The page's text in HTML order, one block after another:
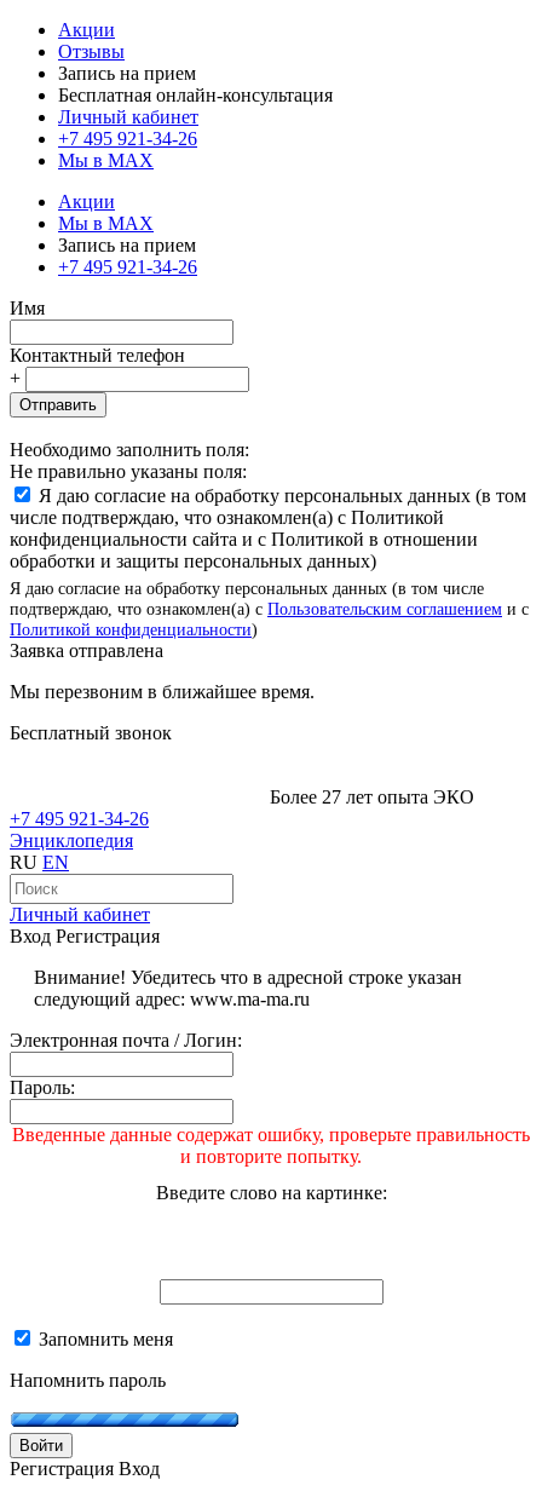
Акции
Отзывы
Запись на прием
Бесплатная онлайн-консультация
Личный кабинет
+7 495 921-34-26
Мы в MAX
Акции
Мы в MAX
Запись на прием
+7 495 921-34-26
Имя
Контактный телефон
+
Отправить
Необходимо заполнить поля:
Не правильно указаны поля:
Я даю согласие на обработку персональных данных (в том
числе подтверждаю, что ознакомлен(а) с Политикой
конфиденциальности сайта и с Политикой в отношении
обработки и защиты персональных данных)
Я даю согласие на обработку персональных данных (в том числе
подтверждаю, что ознакомлен(а) с Пользовательским соглашением и с
Политикой конфиденциальности)
Заявка отправлена
Мы перезвоним в ближайшее время.
Бесплатный звонок
Более 27 лет опыта ЭКО
+7 495 921-34-26
Энциклопедия
RU EN
Личный кабинет
Вход Регистрация
Внимание! Убедитесь что в адресной строке указан
следующий адрес: www.ma-ma.ru
Электронная почта / Логин:
Пароль:
Введенные данные содержат ошибку, проверьте правильность
и повторите попытку.
Введите слово на картинке:
Запомнить меня
Напомнить пароль
Войти
Регистрация Вход